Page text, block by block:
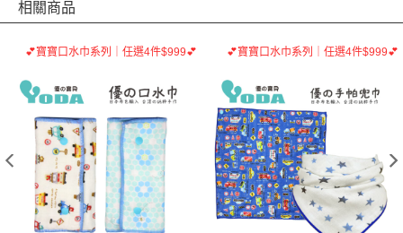
相關商品
💕寶寶口水巾系列｜任選4件$999💕 💕寶寶口水巾系列｜任選4件$999💕